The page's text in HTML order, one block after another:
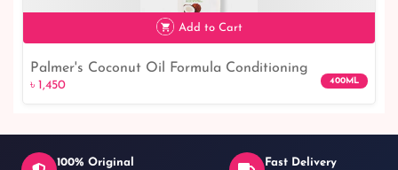
৳ 1,30016% off
Add to Cart
Palmer's Coconut Oil Formula Conditioning
Shampoo With Tahitian Monoi
৳ 1,450 400ML
100% Original Fast Delivery